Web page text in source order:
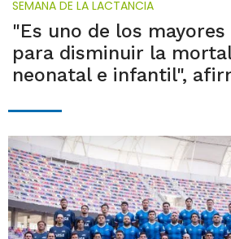
SEMANA DE LA LACTANCIA
"Es uno de los
para disminuir la
neonatal e infantil",